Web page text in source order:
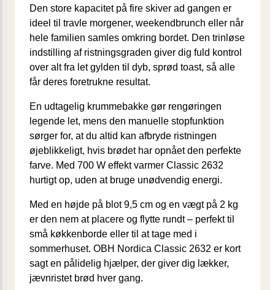
Den store kapacitet på fire skiver ad gangen er
ideel til travle morgener, weekendbrunch eller når
hele familien samles omkring bordet. Den trinløse
indstilling af ristningsgraden giver dig fuld kontrol
over alt fra let gylden til dyb, sprød toast, så alle
får deres foretrukne resultat.
En udtagelig krummebakke gør rengøringen
legende let, mens den manuelle stopfunktion
sørger for, at du altid kan afbryde ristningen
øjeblikkeligt, hvis brødet har opnået den perfekte
farve. Med 700 W effekt varmer Classic 2632
hurtigt op, uden at bruge unødvendig energi.
Med en højde på blot 9,5 cm og en vægt på 2 kg
er den nem at placere og flytte rundt – perfekt til
små køkkenborde eller til at tage med i
sommerhuset. OBH Nordica Classic 2632 er kort
sagt en pålidelig hjælper, der giver dig lækker,
jævnristet brød hver gang.